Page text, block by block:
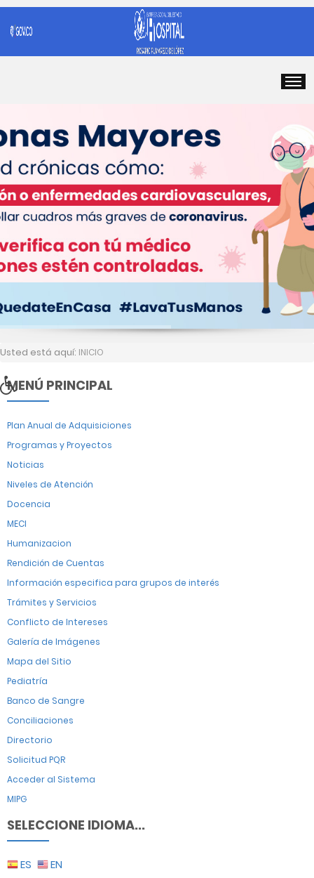
Usted está aquí: INICIO
MENÚ PRINCIPAL
Plan Anual de Adquisiciones
Programas y Proyectos
Noticias
Niveles de Atención
Docencia
MECI
Humanizacion
Rendición de Cuentas
Información especifica para grupos de interés
Trámites y Servicios
Conflicto de Intereses
Galería de Imágenes
Mapa del Sitio
Pediatría
Banco de Sangre
Conciliaciones
Directorio
Solicitud PQR
Acceder al Sistema
MIPG
SELECCIONE IDIOMA...
ES EN